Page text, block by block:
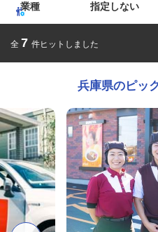
業種 指定しない
全 7 件ヒットしました
兵庫県のピッ